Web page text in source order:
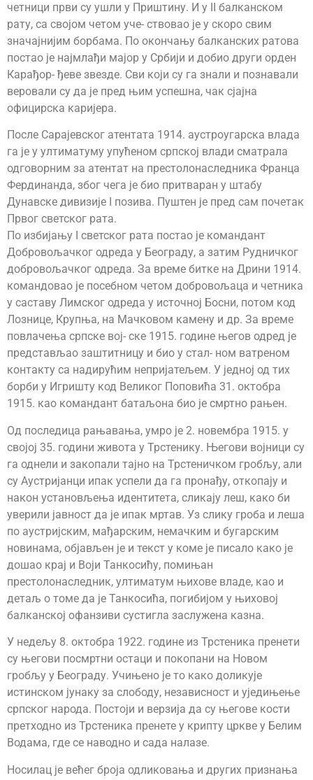
четници први су ушли у Приштину. И у II балканском
рату, са својом четом уче- ствовао је у скоро свим
значајнијим борбама. По окончању балканских ратова
постао је најмлађи мајор у Србији и добио други орден
Карађор- ђеве звезде. Сви који су га знали и познавали
веровали су да је пред њим успешна, чак сјајна
официрска каријера.
После Сарајевског атентата 1914. аустроугарска влада
га је у ултиматуму упућеном српској влади сматрала
одговорним за атентат на престолонаследника Франца
Фердинанда, због чега је био притваран у штабу
Дунавске дивизије I позива. Пуштен је пред сам почетак
Првог светског рата.
По избијању I светског рата постао је командант
Добровољачког одреда у Београду, а затим Рудничког
добровољачког одреда. За време битке на Дрини 1914.
командовао је посебном четом добровољаца и четника
у саставу Лимског одреда у источној Босни, потом код
Лознице, Крупња, на Мачковом камену и др. За време
повлачења српске вој- ске 1915. године његов одред је
представљао заштитницу и био у стал- ном ватреном
контакту са надирућим непријатељем. У једној од тих
борби у Игришту код Великог Поповића 31. октобра
1915. као командант батаљона био је смртно рањен.
Од последица рањавања, умро је 2. новембра 1915. у
својој 35. години живота у Трстенику. Његови војници су
га однели и закопали тајно на Трстеничком гробљу, али
су Аустријанци ипак успели да га пронађу, откопају и
након установљења идентитета, сликају леш, како би
уверили јавност да је ипак мртав. Уз слику гроба и леша
по аустријским, мађарским, немачким и бугарским
новинама, објављен је и текст у коме је писало како је
дошао крај и Воји Танкосићу, помињан
престолонаследник, ултиматум њихове владе, као и
детаљ о томе да је Танкосића, погибијом у њиховој
балканској офанзиви сустигла заслужена казна.
У недељу 8. октобра 1922. године из Трстеника пренети
су његови посмртни остаци и покопани на Новом
гробљу у Београду. Учињено је то како доликује
истинском јунаку за слободу, независност и уједињење
српског народа. Постоји и верзија да су његове кости
претходно из Трстеника пренете у крипту цркве у Белим
Водама, где се наводно и сада налазе.
Носилац је већег броја одликовања и других признања